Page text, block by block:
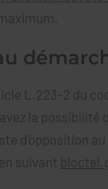
L.223-2 du
la possibilité
d'opposition
suivant